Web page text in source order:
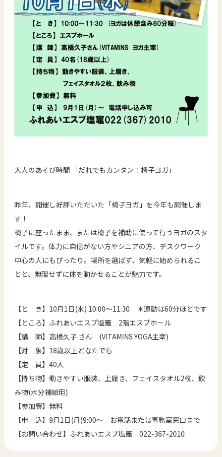
大人のあそび時間 「だれでもカンタン！椅子ヨガ」
昨年、開催し好評いただいた「椅子ヨガ」を今年も開催しま
す！
椅子に座ったまま、または椅子を補助に使って行うヨガのスタ
イルです。体力に自信がない方やシニアの方、デスクワーク
中心の人にもぴったり。場所を選ばず、気軽に始められるこ
とと、無理せずに体を動かせることが魅力です。
【と き】10月1日(水) 10:00～11:30 ＊運動は60分ほどです
【ところ】ふれあいエスプ塩竈 2階エスプホール
【講 師】高橋久子 さん (VITAMINS YOGA主宰)
【対 象】18歳以上どなたでも
【定 員】40人
【持ち物】動きやすい服装、上履き、フェイスタオル2枚、飲
み物(水分補給用)
【参加費】無料
【申 込】9月1日(月)9:00～ お電話または事務室窓口まで
【お問い合わせ】ふれあいエスプ塩竈 022-367-2010